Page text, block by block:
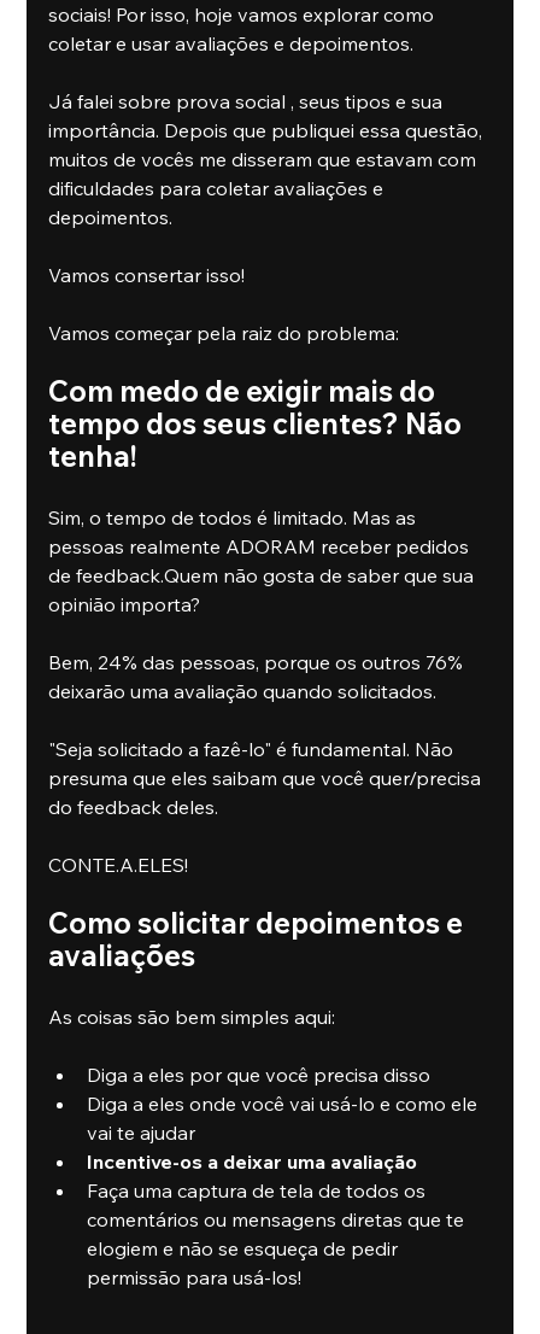
sociais! Por isso, hoje vamos explorar como
coletar e usar avaliações e depoimentos.
Já falei sobre prova social , seus tipos e sua
importância. Depois que publiquei essa questão,
muitos de vocês me disseram que estavam com
dificuldades para coletar avaliações e
depoimentos.
Vamos consertar isso!
Vamos começar pela raiz do problema:
Com medo de exigir mais do
tempo dos seus clientes? Não
tenha!
Sim, o tempo de todos é limitado. Mas as
pessoas realmente ADORAM receber pedidos
de feedback.Quem não gosta de saber que sua
opinião importa?
Bem, 24% das pessoas, porque os outros 76%
deixarão uma avaliação quando solicitados.
"Seja solicitado a fazê-lo" é fundamental. Não
presuma que eles saibam que você quer/precisa
do feedback deles.
CONTE.A.ELES!
Como solicitar depoimentos e
avaliações
As coisas são bem simples aqui:
Diga a eles por que você precisa disso
Diga a eles onde você vai usá-lo e como ele
vai te ajudar
Incentive-os a deixar uma avaliação
Faça uma captura de tela de todos os
comentários ou mensagens diretas que te
elogiem e não se esqueça de pedir
permissão para usá-los!